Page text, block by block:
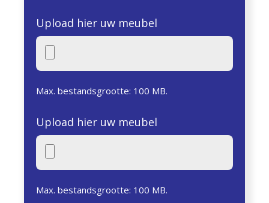
Upload hier uw meubel
Max. bestandsgrootte: 100 MB.
Upload hier uw meubel
Max. bestandsgrootte: 100 MB.